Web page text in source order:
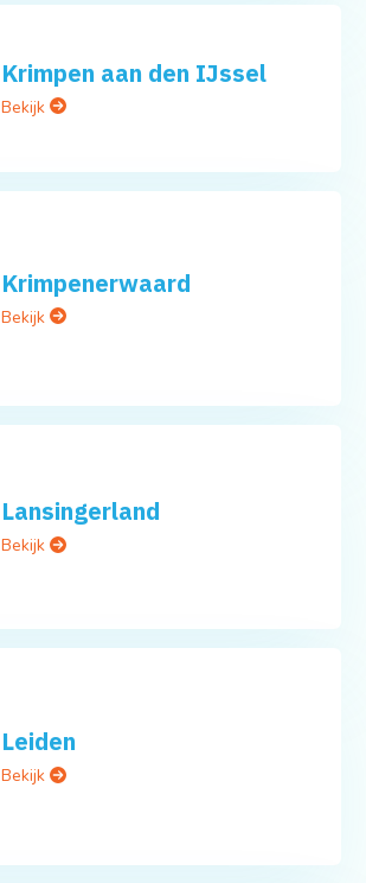
Krimpen aan den IJssel
Bekijk
Krimpenerwaard
Bekijk
Lansingerland
Bekijk
Leiden
Bekijk